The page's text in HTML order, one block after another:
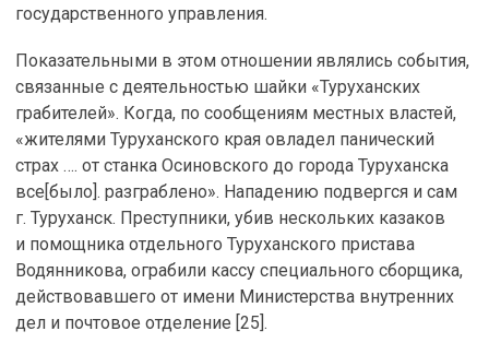
государственного управления.
Показательными в этом отношении являлись события,
связанные с деятельностью шайки «Туруханских
грабителей». Когда, по сообщениям местных властей,
«жителями Туруханского края овладел панический
страх …. от станка Осиновского до города Туруханска
все[было]. разграблено». Нападению подвергся и сам
г. Туруханск. Преступники, убив нескольких казаков
и помощника отдельного Туруханского пристава
Водянникова, ограбили кассу специального сборщика,
действовавшего от имени Министерства внутренних
дел и почтовое отделение [25].